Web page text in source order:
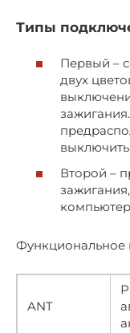
Типы
Первый –
двух
выключить
Второй –
Функциональное
ANT